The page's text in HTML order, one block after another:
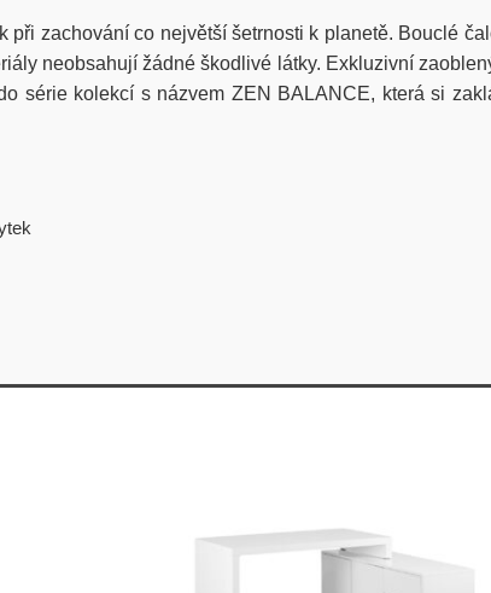
zachování co největší šetrnosti k planetě. Bouclé
neobsahují žádné škodlivé látky. Exkluzivní
série kolekcí s názvem ZEN BALANCE, která si